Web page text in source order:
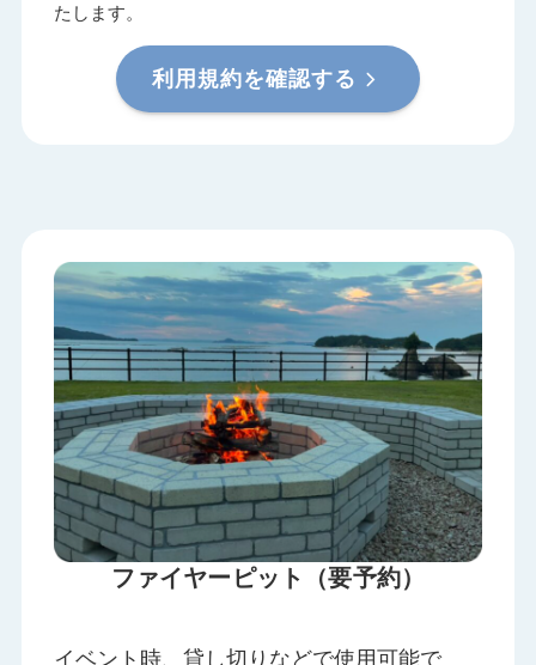
たします。
利用規約を確認する
ファイヤーピット （要予約）
イベント時、貸し切りなどで使用可能で